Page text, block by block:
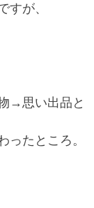
すが、
→思い出品と
ったところ。